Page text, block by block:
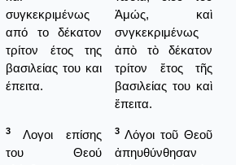
συγκεκριμένως
από το δέκατον
τρίτον έτος της
βασιλείας του και
έπειτα.
Ἀμώς, καὶ
σνγκεκριμένως
ἀπὸ τὸ δέκατον
τρίτον ἔτος τῆς
βασιλείας του καὶ
ἔπειτα.
3
Λογοι επίσης
του Θεού
3 Λόγοι τοῦ Θεοῦ
ἀπηυθύνθησαν